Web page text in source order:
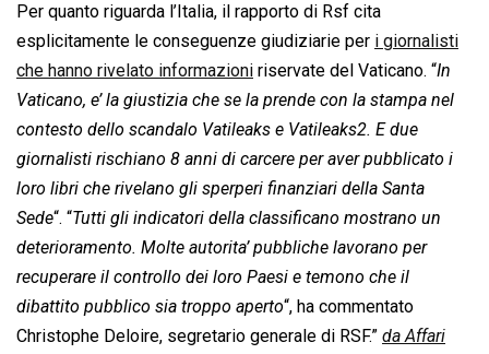
Per quanto riguarda l’Italia, il rapporto di Rsf cita
esplicitamente le conseguenze giudiziarie per i giornalisti
che hanno rivelato informazioni riservate del Vaticano. “In
Vaticano, e’ la giustizia che se la prende con la stampa nel
contesto dello scandalo Vatileaks e Vatileaks2. E due
giornalisti rischiano 8 anni di carcere per aver pubblicato i
loro libri che rivelano gli sperperi finanziari della Santa
Sede“. “Tutti gli indicatori della classificano mostrano un
deterioramento. Molte autorita’ pubbliche lavorano per
recuperare il controllo dei loro Paesi e temono che il
dibattito pubblico sia troppo aperto“, ha commentato
Christophe Deloire, segretario generale di RSF.” da Affari